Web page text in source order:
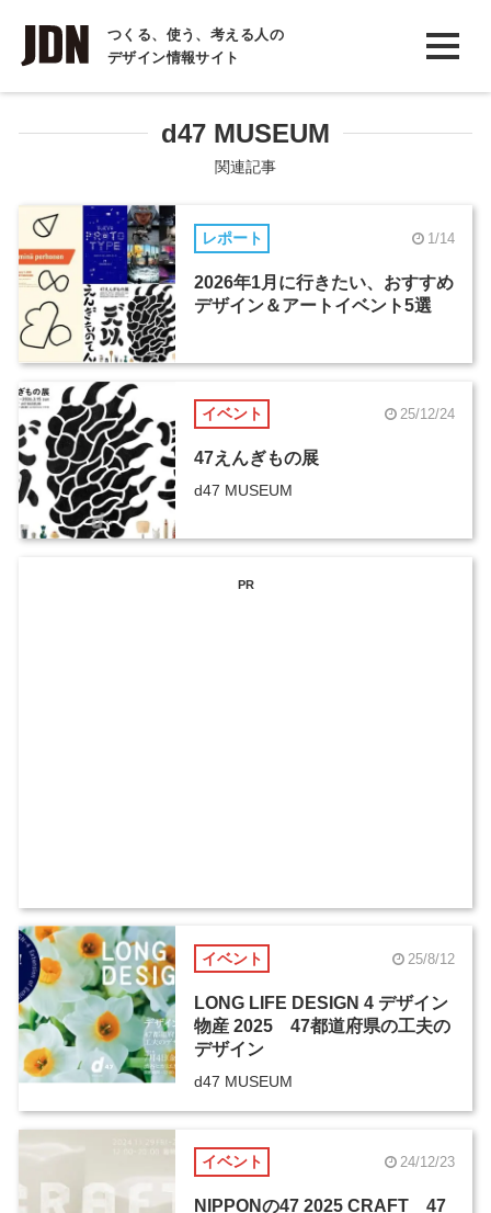
つくる、使う、考える人の
デザイン情報サイト
INTERVIEW
インタビュー
REPORT
COLUMN
コラム
d47 MUSEUM
関連記事
レポート 1/14
2026年1月に行きたい、おすすめ
デザイン＆アートイベント5選
イベント 25/12/24
47えんぎもの展
d47 MUSEUM
PR
イベント 25/8/12
LONG LIFE DESIGN 4 デザイン
物産 2025 47都道府県の工夫の
デザイン
d47 MUSEUM
イベント 24/12/23
NIPPONの47 2025 CRAFT 47